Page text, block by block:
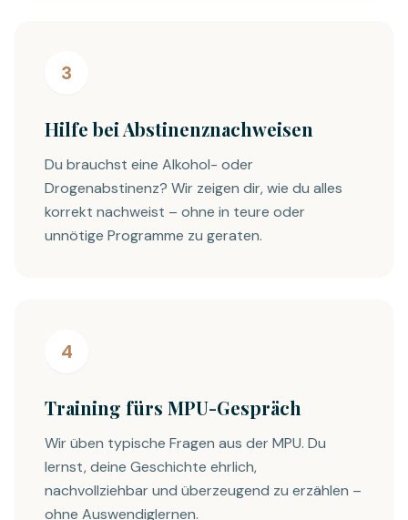
3
Hilfe bei Abstinenznachweisen
Du brauchst eine Alkohol- oder
Drogenabstinenz? Wir zeigen dir, wie du alles
korrekt nachweist – ohne in teure oder
unnötige Programme zu geraten.
4
Training fürs MPU-Gespräch
Wir üben typische Fragen aus der MPU. Du
lernst, deine Geschichte ehrlich,
nachvollziehbar und überzeugend zu erzählen –
ohne Auswendiglernen.